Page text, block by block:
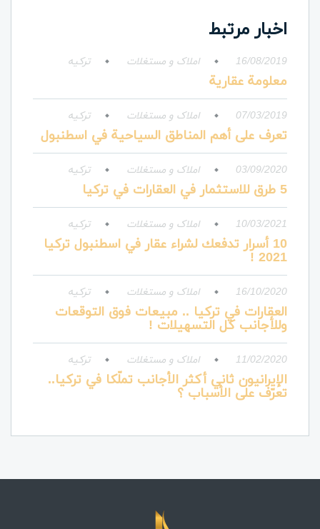
اخبار مرتبط
16/08/2019 املاک و مستغلات ترکیه
معلومة عقارية
07/03/2019 املاک و مستغلات ترکیه
تعرف على أهم المناطق السياحية في اسطنبول
03/09/2020 املاک و مستغلات ترکیه
5 طرق للاستثمار في العقارات في تركيا
10/03/2021 املاک و مستغلات ترکیه
10 أسرار تدفعك لشراء عقار في اسطنبول تركيا
2021 !
16/10/2020 املاک و مستغلات ترکیه
العقارات في تركيا .. مبيعات فوق التوقعات
وللأجانب كل التسهيلات !
11/02/2020 املاک و مستغلات ترکیه
الإيرانيون ثاني أكثر الأجانب تملّكا في تركيا..
تعرّف على الأسباب ؟